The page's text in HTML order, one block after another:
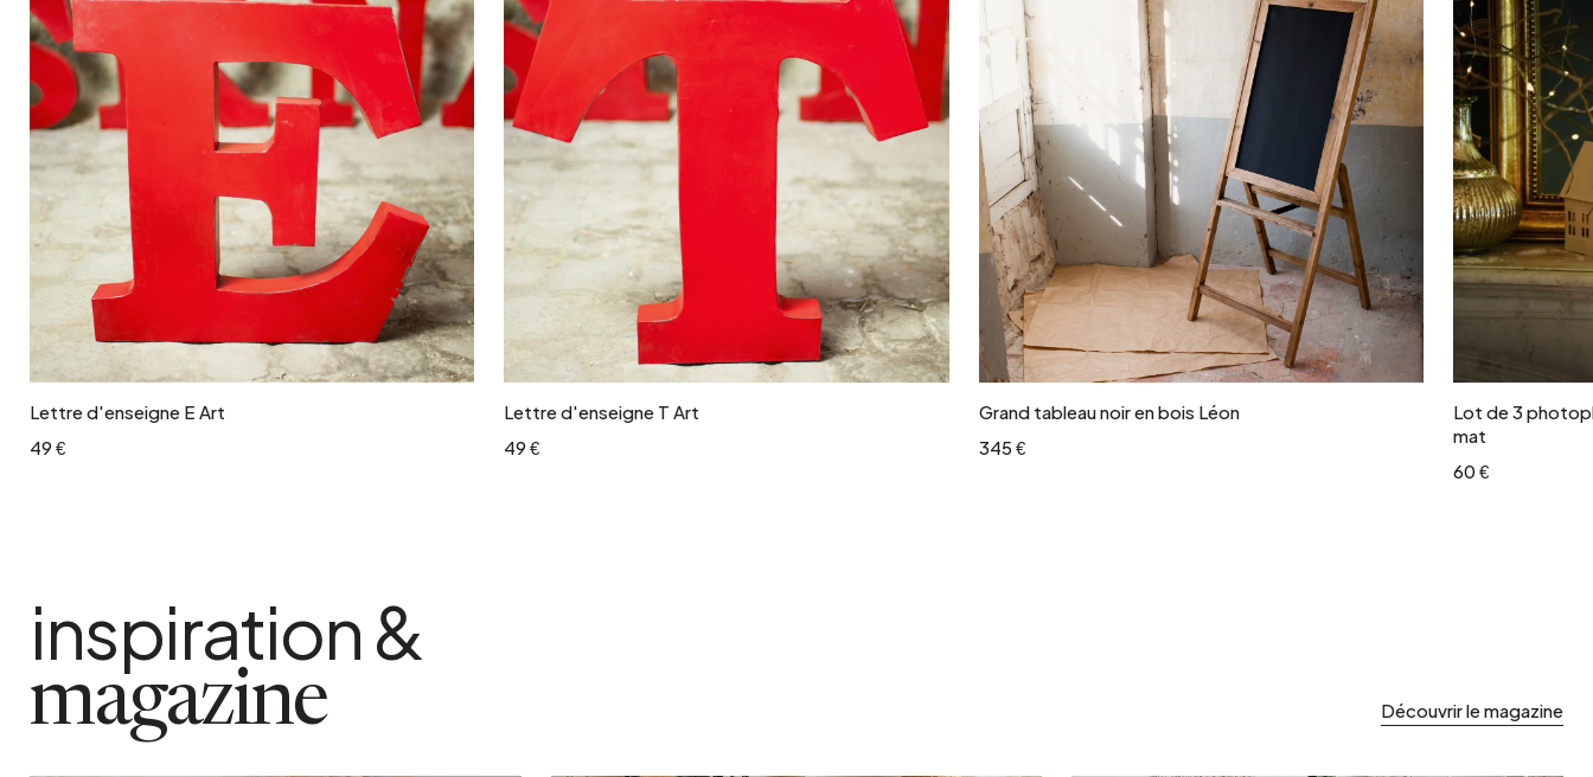
Ajouter au panier
Lettre d'enseigne E Art
49 €
Ajouter au panier
Lettre d'enseigne T Art
49 €
Ajouter au panier
Grand tableau noir en bois Léon
345 €
Lot de 3
mat
60 €
inspiration &
magazine Découvrir le magazine